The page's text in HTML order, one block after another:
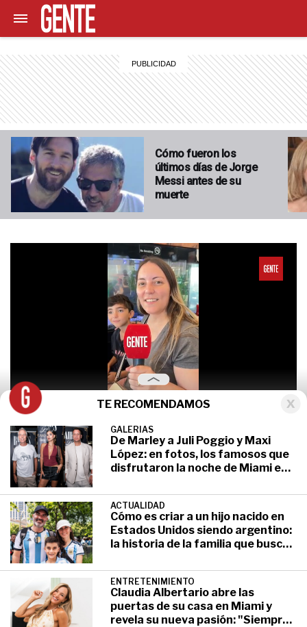
Cómo fueron los
últimos días de Jorge
Messi antes de su
muerte
El secreto de una familia argentina
que encontró su paraíso en Miami sin
perder la esencia de nuestro país: "Al
principio fue difícil"
0
seconds
of
1
minute,
18
seconds
En el marco del Mundial de Clubes,GENTEse
encontró con un grupo de argentinos que reside
en los Estados Unidos y le contó su experiencia
en la región norteamericana.
TE RECOMENDAMOS
GALERIAS
De Marley a Juli Poggio y Maxi
López: en fotos, los famosos que
disfrutaron la noche de Miami en
ACTUALIDAD
Cómo es criar a un hijo nacido en
Estados Unidos siendo argentino:
la historia de la familia que busca
ENTRETENIMIENTO
Claudia Albertario abre las
puertas de su casa en Miami y
revela su nueva pasión: "Siempre